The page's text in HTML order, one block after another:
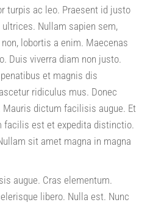
turpis ac leo. Praesent id justo
ultrices. Nullam sapien sem,
, lobortis a enim. Maecenas
. Duis viverra diam non justo.
et magnis dis
ridiculus mus. Donec
Mauris dictum facilisis augue. Et
facilis est et expedita distinctio.
sit amet magna in magna
augue. Cras elementum.
libero. Nulla est. Nunc